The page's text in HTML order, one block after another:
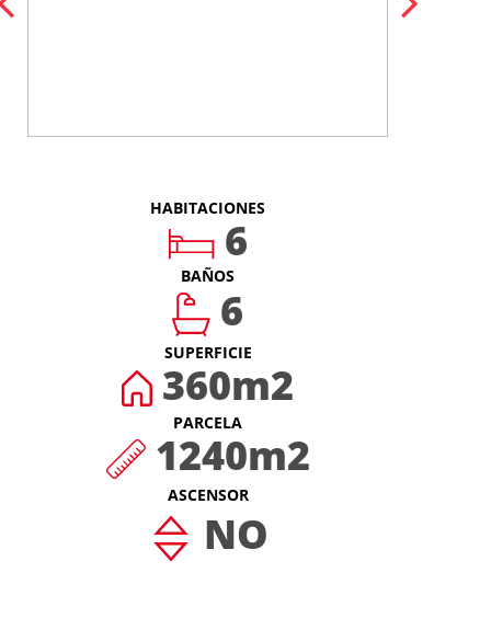
HABITACIONES
6
BAÑOS
6
SUPERFICIE
360m2
PARCELA
1240m2
ASCENSOR
NO